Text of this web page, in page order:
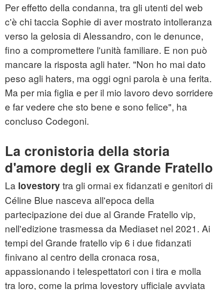
Per effetto della condanna, tra gli utenti del web
c'è chi taccia Sophie di aver mostrato intolleranza
verso la gelosia di Alessandro, con le denunce,
fino a compromettere l'unità familiare. E non può
mancare la risposta agli hater. "Non ho mai dato
peso agli haters, ma oggi ogni parola è una ferita.
Ma per mia figlia e per il mio lavoro devo sorridere
e far vedere che sto bene e sono felice", ha
concluso Codegoni.
La cronistoria della storia
d'amore degli ex Grande Fratello
La lovestory tra gli ormai ex fidanzati e genitori di
Céline Blue nasceva all'epoca della
partecipazione dei due al Grande Fratello vip,
nell'edizione trasmessa da Mediaset nel 2021. Ai
tempi del Grande fratello vip 6 i due fidanzati
finivano al centro della cronaca rosa,
appassionando i telespettatori con i tira e molla
tra loro, come la prima lovestory ufficiale avviata